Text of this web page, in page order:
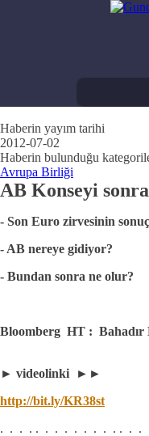
Haberin yayım tarihi
2012-07-02
Haberin bulunduğu
Avrupa Birliği
AB Konseyi
- Son Euro zirvesinin
- AB nereye gidiyor?
- Bundan sonra ne olur?
Bloomberg HT : Bahadır
► videolinki ►►
http://bit.ly/KR38st
. . . . . . . . . . . . . . . .